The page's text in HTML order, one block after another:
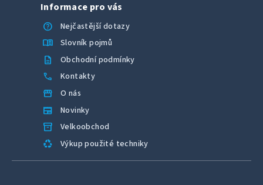
Informace pro vás
help
Nejčastější dotazy
menu_book Slovník pojmů
description Obchodní podmínky
call Kontakty
storefront O nás
newspaper Novinky
inventory_2 Velkoobchod
recycling Výkup použité techniky